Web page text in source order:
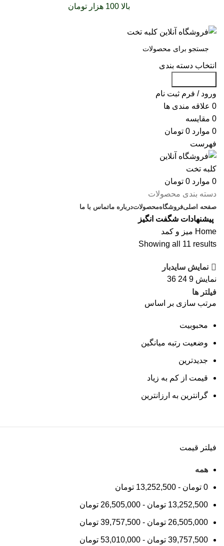
بالا 100 هزار تومان
انتخاب دسته بندی
ورود / فرم ثبت نام
0 علاقه مندی ها
0 مقایسه
0 موارد 0 تومان
فهرست
0 موارد 0 تومان
دسته بندی محصولات
صفحه اصلیفروشگاهمحصولاتدرباره ماتماس با ما
پیشنهادات شگفت انگیز
Home میز و کمد
Showing all 11 results
نمایش سایدبار
نمایش 9
24
36
فیلتر ها
مرتب سازی بر اساس
محبوبیت
وضعیت رتبه میانگین
جدیدترین
قیمت از کم به زیاد
گرانترین به ارزانترین
فیلتر قیمت
همه
0 تومان -
13,252,500 تومان
13,252,500 تومان -
26,505,000 تومان
26,505,000 تومان -
39,757,500 تومان
39,757,500 تومان -
53,010,000 تومان